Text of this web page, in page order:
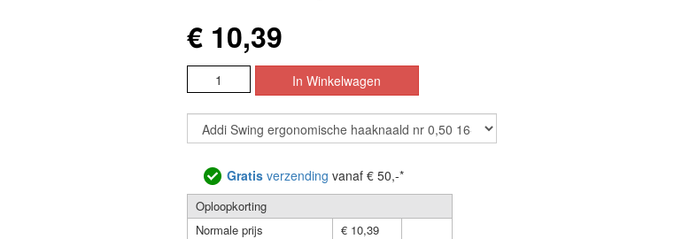
€ 10,39
Gratisverzending vanaf € 50,-*
Oploopkorting
Normale prijs
€ 10,39